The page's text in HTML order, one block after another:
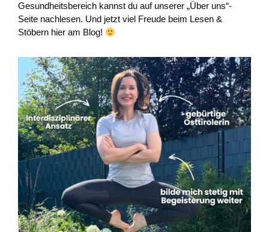
Gesundheitsbereich kannst du auf unserer „Über uns“-
Seite nachlesen. Und jetzt viel Freude beim Lesen &
Stöbern hier am Blog!